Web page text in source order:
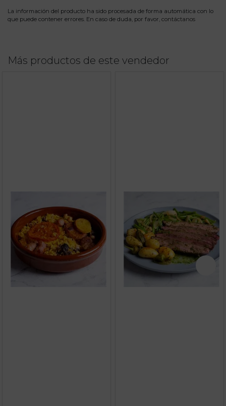
La información del producto ha sido procesada de forma automática con lo
que puede contener errores. En caso de duda, por favor, contáctanos
Más productos de este vendedor